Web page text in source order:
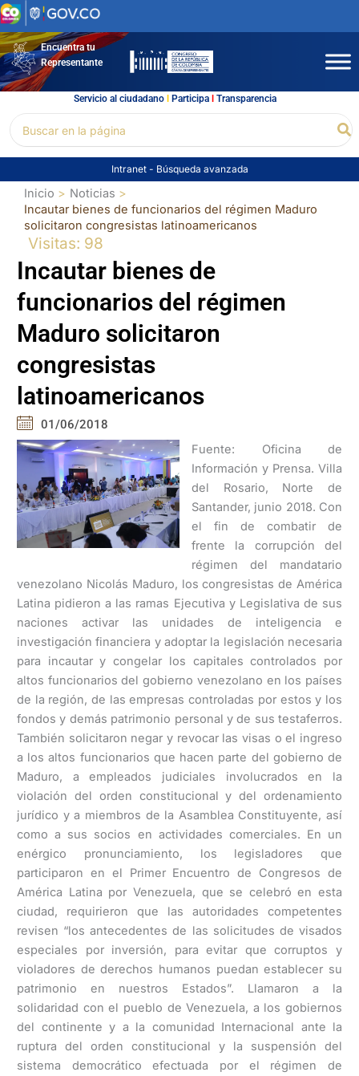
Ir
al
contenidoEncuentra tu
Representante
Servicio al ciudadano l Participal Transparencia
por:
Intranet - Búsqueda avanzada
Inicio
Noticias
Incautar bienes de funcionarios del régimen Maduro
solicitaron congresistas latinoamericanos
Visitas: 98
Incautar bienes de
funcionarios del régimen
Maduro solicitaron
congresistas
latinoamericanos
01/06/2018
Fuente: Oficina de
Información y Prensa. Villa
del Rosario, Norte de
Santander, junio 2018. Con
el fin de combatir de
frente la corrupción del
régimen del mandatario
venezolano Nicolás Maduro, los congresistas de América
Latina pidieron a las ramas Ejecutiva y Legislativa de sus
naciones activar las unidades de inteligencia e
investigación financiera y adoptar la legislación necesaria
para incautar y congelar los capitales controlados por
altos funcionarios del gobierno venezolano en los países
de la región, de las empresas controladas por estos y los
fondos y demás patrimonio personal y de sus testaferros.
También solicitaron negar y revocar las visas o el ingreso
a los altos funcionarios que hacen parte del gobierno de
Maduro, a empleados judiciales involucrados en la
violación del orden constitucional y del ordenamiento
jurídico y a miembros de la Asamblea Constituyente, así
como a sus socios en actividades comerciales. En un
enérgico pronunciamiento, los legisladores que
participaron en el Primer Encuentro de Congresos de
América Latina por Venezuela, que se celebró en esta
ciudad, requirieron que las autoridades competentes
revisen “los antecedentes de las solicitudes de visados
especiales por inversión, para evitar que corruptos y
violadores de derechos humanos puedan establecer su
patrimonio en nuestros Estados”. Llamaron a la
solidaridad con el pueblo de Venezuela, a los gobiernos
del continente y a la comunidad Internacional ante la
ruptura del orden constitucional y la suspensión del
sistema democrático efectuada por el régimen de